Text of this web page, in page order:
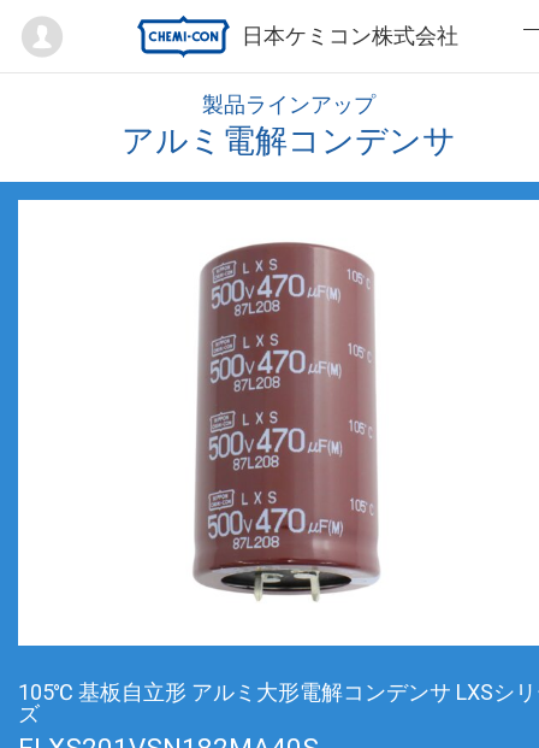
日本ケミコン株式会社
Mypage
製品ラインアップ
アルミ電解コンデンサ
105℃ 基板自立形 アルミ大形電解コンデンサ LXSシ
ズ